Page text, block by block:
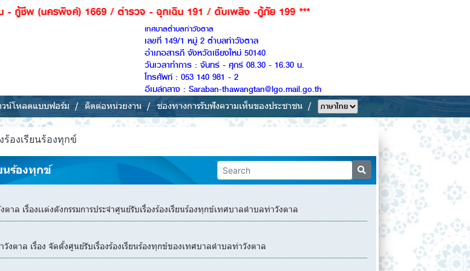
งค์) 1669 / ตำรวจ - ฉุกเฉิน 191 / ดับเพลิง -กู้ภัย 199 ***
เทศบาลตำบลท่าวังตาล
เลขที่ 149/1 หมู่ 2 ตำบลท่าวังตาล
อำเภอสารภี จังหวัดเชียงใหม่ 50140
วันเวลาทำการ : จันทร์ - ศุกร์ 08.30 - 16.30 น.
โทรศัพท์ : 053 140 981 - 2
อีเมล์กลาง : Saraban-thawangtan@lgo.mail.go.th
วน์โหลดแบบฟอร์ม ติดต่อหน่วยงาน ช่องทางการรับฟังความเห็นของประชาชน
ร้องเรียนร้องทุกข์
นร้องทุกข์
าล เรื่องเเต่งตังกรรมการประจำศูนย์รับเรื่องร้องเรียนร้องทุกข์เทศบาลตำบลท่าวังตาล
งตาล เรื่อง จัดตั้งศูนย์รับเรื่องร้องเรียนร้องทุกข์ของเทศบาลตำบลท่าวังตาล